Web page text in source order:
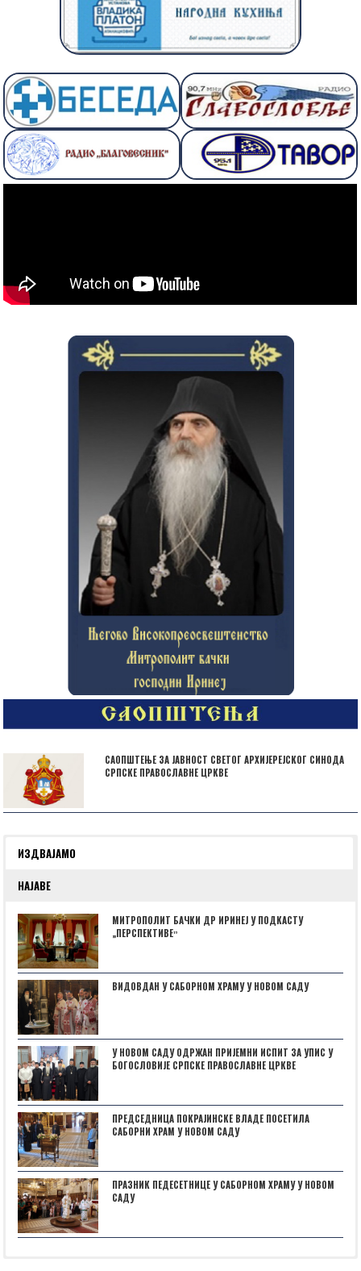
САОПШТЕЊЕ ЗА ЈАВНОСТ СВЕТОГ АРХИЈЕРЕЈСКОГ СИНОДА
СРПСКЕ ПРАВОСЛАВНЕ ЦРКВЕ
ИЗДВАЈАМО
НАЈАВЕ
МИТРОПОЛИТ БАЧКИ ДР ИРИНЕЈ У ПОДКАСТУ
„ПЕРСПЕКТИВЕˮ
ВИДОВДАН У САБОРНОМ ХРАМУ У НОВОМ САДУ
У НОВОМ САДУ ОДРЖАН ПРИЈЕМНИ ИСПИТ ЗА УПИС У
БОГОСЛОВИЈЕ СРПСКЕ ПРАВОСЛАВНЕ ЦРКВЕ
ПРЕДСЕДНИЦА ПОКРАЈИНСКЕ ВЛАДЕ ПОСЕТИЛА
САБОРНИ ХРАМ У НОВОМ САДУ
ПРАЗНИК ПЕДЕСЕТНИЦЕ У САБОРНОМ ХРАМУ У НОВОМ
САДУ